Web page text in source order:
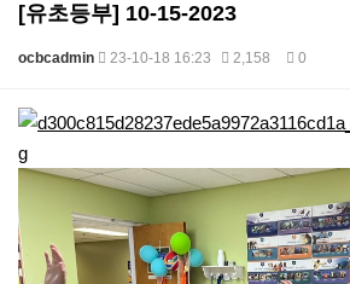
[유초등부] 10-15-2023
ocbcadmin 23-10-18 16:23 2,158 0
본문